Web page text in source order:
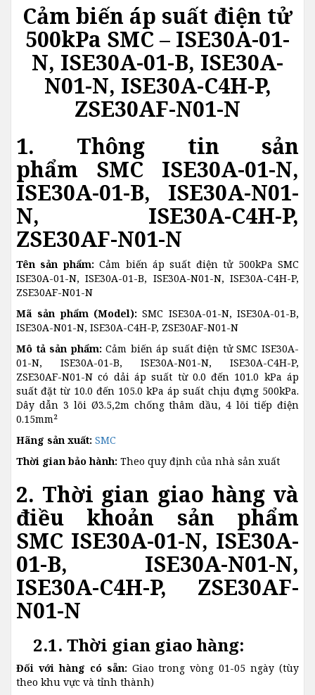
Cảm biến áp suất điện tử
500kPa SMC – ISE30A-01-
N, ISE30A-01-B, ISE30A-
N01-N, ISE30A-C4H-P,
ZSE30AF-N01-N
1. Thông tin sản
phẩm SMC ISE30A-01-N,
ISE30A-01-B, ISE30A-N01-
N, ISE30A-C4H-P,
ZSE30AF-N01-N
Tên sản phẩm: Cảm biến áp suất điện tử 500kPa SMC
ISE30A-01-N, ISE30A-01-B, ISE30A-N01-N, ISE30A-C4H-P,
ZSE30AF-N01-N
Mã sản phẩm (Model): SMC ISE30A-01-N, ISE30A-01-B,
ISE30A-N01-N, ISE30A-C4H-P, ZSE30AF-N01-N
Mô tả sản phẩm: Cảm biến áp suất điện tử SMC ISE30A-
01-N, ISE30A-01-B, ISE30A-N01-N, ISE30A-C4H-P,
ZSE30AF-N01-N có dải áp suất từ 0.0 đến 101.0 kPa áp
suất đặt từ 10.0 đến 105.0 kPa áp suất chịu đựng 500kPa.
Dây dẫn 3 lõi Ø3.5,2m chống thâm dầu, 4 lõi tiếp điện
0.15mm²
Hãng sản xuất: SMC
Thời gian bảo hành: Theo quy định của nhà sản xuất
2. Thời gian giao hàng và
điều khoản sản phẩm
SMC ISE30A-01-N, ISE30A-
01-B, ISE30A-N01-N,
ISE30A-C4H-P, ZSE30AF-
N01-N
2.1. Thời gian giao hàng:
Đối với hàng có sẵn: Giao trong vòng 01-05 ngày (tùy
theo khu vực và tỉnh thành)